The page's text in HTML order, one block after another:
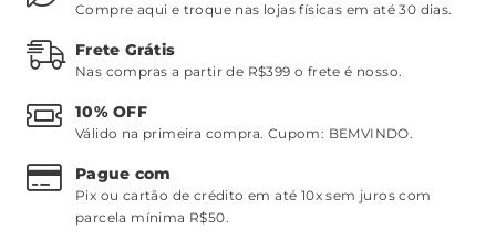
Compre aqui e troque nas lojas físicas em até 30 dias.
Frete Grátis
Nas compras a partir de R$399 o frete é nosso.
10% OFF
Válido na primeira compra. Cupom: BEMVINDO.
Pague com
Pix ou cartão de crédito em até 10x sem juros com
parcela mínima R$50.